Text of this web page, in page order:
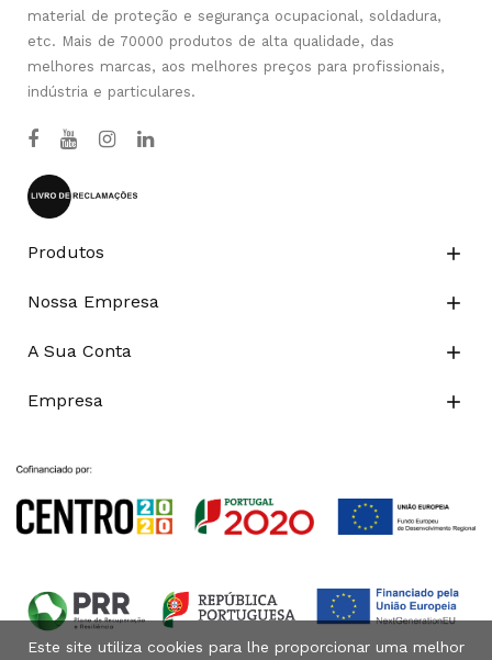
material de proteção e segurança ocupacional, soldadura,
etc. Mais de 70000 produtos de alta qualidade, das
melhores marcas, aos melhores preços para profissionais,
indústria e particulares.
Produtos 
Nossa Empresa 
A Sua Conta 
Empresa 
Este site utiliza cookies para lhe proporcionar uma melhor